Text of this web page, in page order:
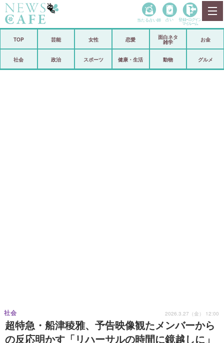
政治
当たる占い師 占い 登録• ログイン
マイルーム
TOP 芸能 女性 恋愛
面白ネタ
雑学
お金
社会 政治 スポーツ 健康・生活 動物 グルメ
超特急・船津稜雅、予告映像観たメンバーから
の反応明かす「リハーサルの時間に鏡越しに」
社会 2026.3.27（金） 12:00